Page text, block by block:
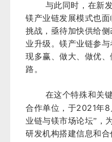
与此同时，在新
镁产业链发展模式也
挑战，亟待加快供给
业升级。镁产业链参
现多赢、做大、做优
路。
在这个特殊和关
合作单位，于2021年8
业链与镁市场论坛”，
研发机构搭建信息和